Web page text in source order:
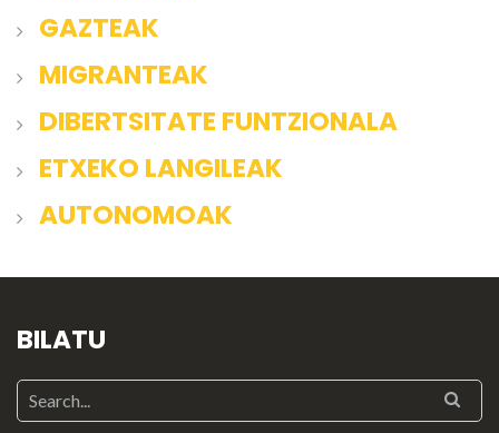
GAZTEAK
MIGRANTEAK
DIBERTSITATE FUNTZIONALA
ETXEKO LANGILEAK
AUTONOMOAK
BILATU